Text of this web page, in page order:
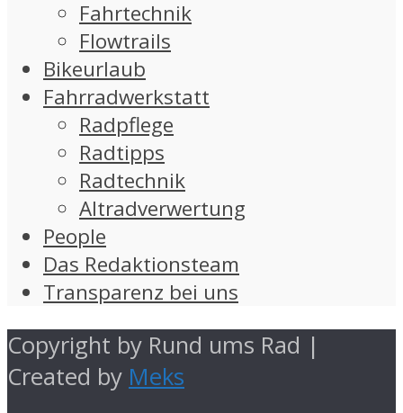
Fahrtechnik
Flowtrails
Bikeurlaub
Fahrradwerkstatt
Radpflege
Radtipps
Radtechnik
Altradverwertung
People
Das Redaktionsteam
Transparenz bei uns
Copyright by Rund ums Rad |
Created by Meks